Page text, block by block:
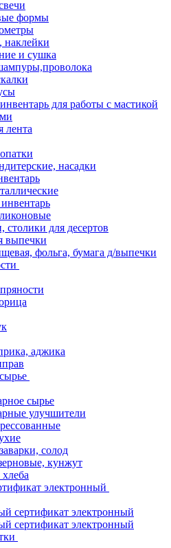
формы
наклейки
и сушка
для работы с мастикой
лента
насадки
столики для десертов
выпечки
фольга, бумага д/выпечки
аджика
сырье
улучшители
солод
кунжут
электронный
сертификат электронный
сертификат электронный